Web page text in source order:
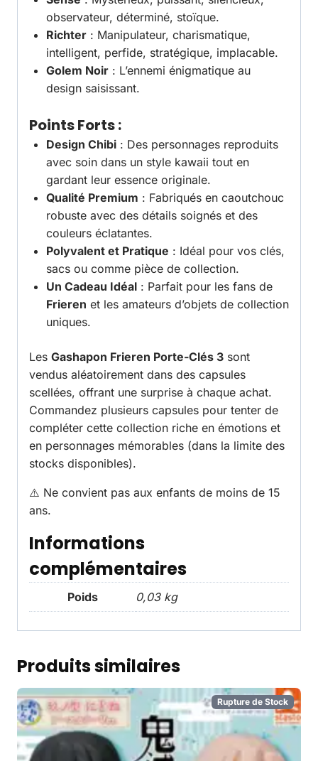
observateur, déterminé, stoïque.
Richter : Manipulateur, charismatique,
intelligent, perfide, stratégique, implacable.
Golem Noir : L’ennemi énigmatique au
design saisissant.
Points Forts:
Design Chibi : Des personnages reproduits
avec soin dans un style kawaii tout en
gardant leur essence originale.
Qualité Premium : Fabriqués en caoutchouc
robuste avec des détails soignés et des
couleurs éclatantes.
Polyvalent et Pratique : Idéal pour vos clés,
sacs ou comme pièce de collection.
Un Cadeau Idéal : Parfait pour les fans de
Frieren et les amateurs d’objets de collection
uniques.
Les Gashapon Frieren Porte-Clés 3 sont
vendus aléatoirement dans des capsules
scellées, offrant une surprise à chaque achat.
Commandez plusieurs capsules pour tenter de
compléter cette collection riche en émotions et
en personnages mémorables (dans la limite des
stocks disponibles).
⚠️ Ne convient pas aux enfants de moins de 15
ans.
Informations
complémentaires
Poids 0,03 kg
Produits similaires
Rupture de Stock